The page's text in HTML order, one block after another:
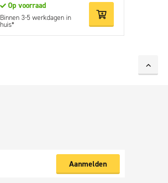
Op voorraad
Binnen 3-5 werkdagen in
huis*
Aanmelden